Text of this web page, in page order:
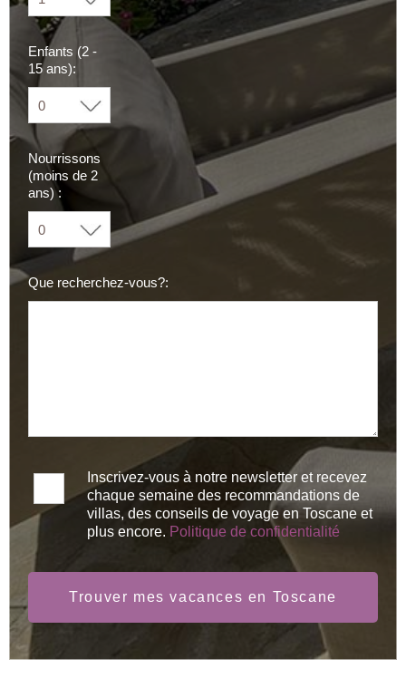
Enfants (2 -
15 ans):
Nourrissons
(moins de 2
ans) :
Que recherchez-vous?:
Inscrivez-vous à notre newsletter et recevez
chaque semaine des recommandations de
villas, des conseils de voyage en Toscane et
plus encore. Politique de confidentialité
Trouver mes vacances en Toscane